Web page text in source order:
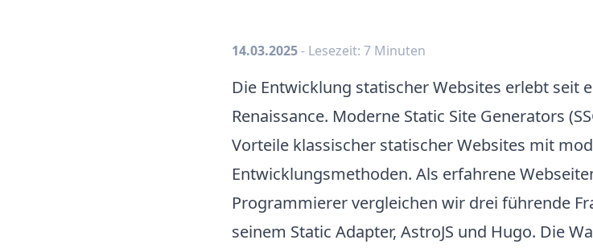
14.03.2025- Lesezeit: 7 Minuten
Die Entwicklung statischer Websites erlebt seit
Renaissance. Moderne Static Site Generators
Vorteile klassischer statischer Websites mit
Entwicklungsmethoden. Als erfahrene
Programmierervergleichen wir drei führende
seinem Static Adapter, AstroJS und Hugo. Die